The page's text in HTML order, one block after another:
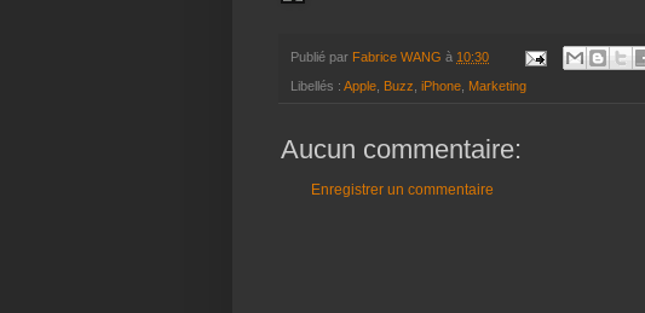
Publié par Fabrice WANG à 10:30
Libellés : Apple, Buzz, iPhone, Marketing
Aucun commentaire:
Enregistrer un commentaire